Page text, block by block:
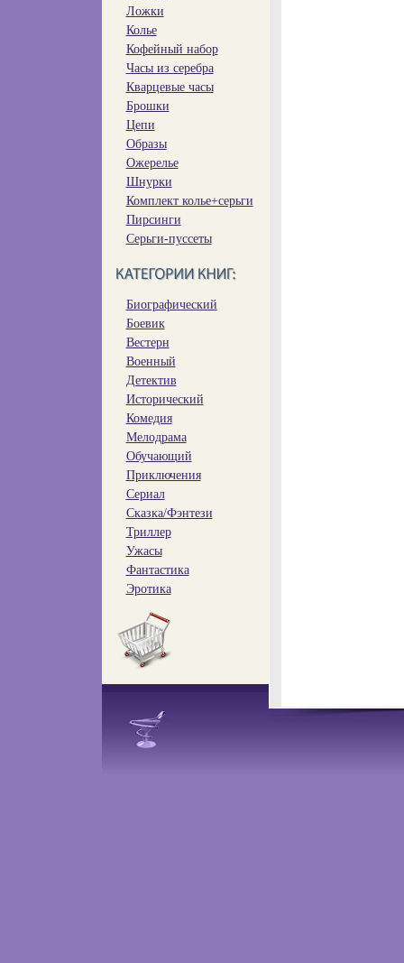
Ложки
Колье
Кофейный набор
Часы из серебра
Кварцевые часы
Брошки
Цепи
Образы
Ожерелье
Шнурки
Комплект колье+серьги
Пирсинги
Серьги-пуссеты
Биографический
Боевик
Вестерн
Военный
Детектив
Исторический
Комедия
Мелодрама
Обучающий
Приключения
Сериал
Сказка/Фэнтези
Триллер
Ужасы
Фантастика
Эротика